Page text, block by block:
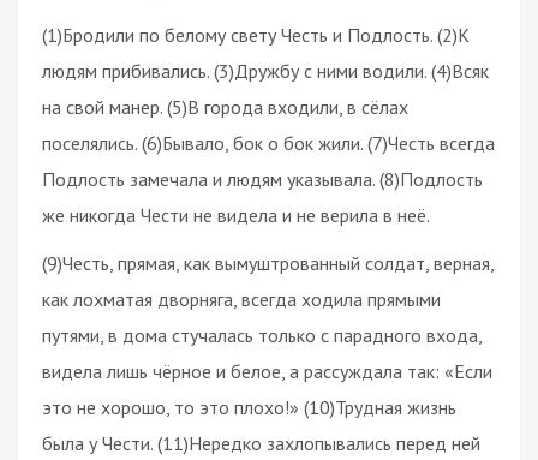
(1)Бродили по белому свету Честь и Подлость. (2)К
людям прибивались. (3)Дружбу с ними водили. (4)Всяк
на свой манер. (5)В города входили, в сёлах
поселялись. (6)Бывало, бок о бок жили. (7)Честь всегда
Подлость замечала и людям указывала. (8)Подлость
же никогда Чести не видела и не верила в неё.
(9)Честь, прямая, как вымуштрованный солдат, верная,
как лохматая дворняга, всегда ходила прямыми
путями, в дома стучалась только с парадного входа,
видела лишь чёрное и белое, а рассуждала так: «Если
это не хорошо, то это плохо!» (10)Трудная жизнь
была у Чести. (11)Нередко захлопывались перед ней